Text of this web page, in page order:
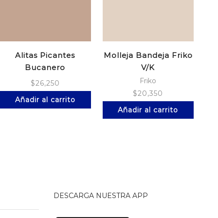
Alitas Picantes
Bucanero
Bolsa*10Unds
$26,250
Añadir al carrito
Molleja Bandeja Friko
V/K
Friko
$20,350
Añadir al carrito
DESCARGA NUESTRA APP